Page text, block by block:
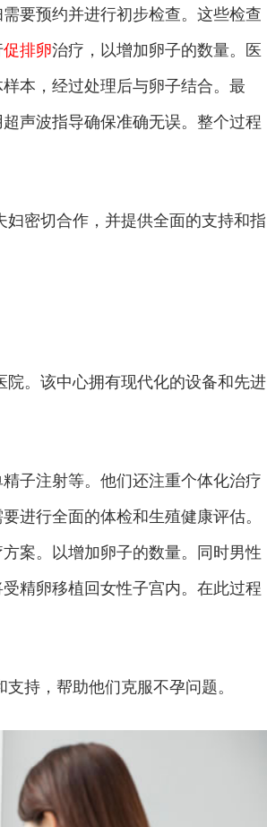
要预约并进行初步检查。这些检查
促排卵治疗，以增加卵子的数量。医
本，经过处理后与卵子结合。最
声波指导确保准确无误。整个过程
妇密切合作，并提供全面的支持和指
。该中心拥有现代化的设备和先进
子注射等。他们还注重个体化治疗
进行全面的体检和生殖健康评估。
案。以增加卵子的数量。同时男性
精卵移植回女性子宫内。在此过程
持，帮助他们克服不孕问题。